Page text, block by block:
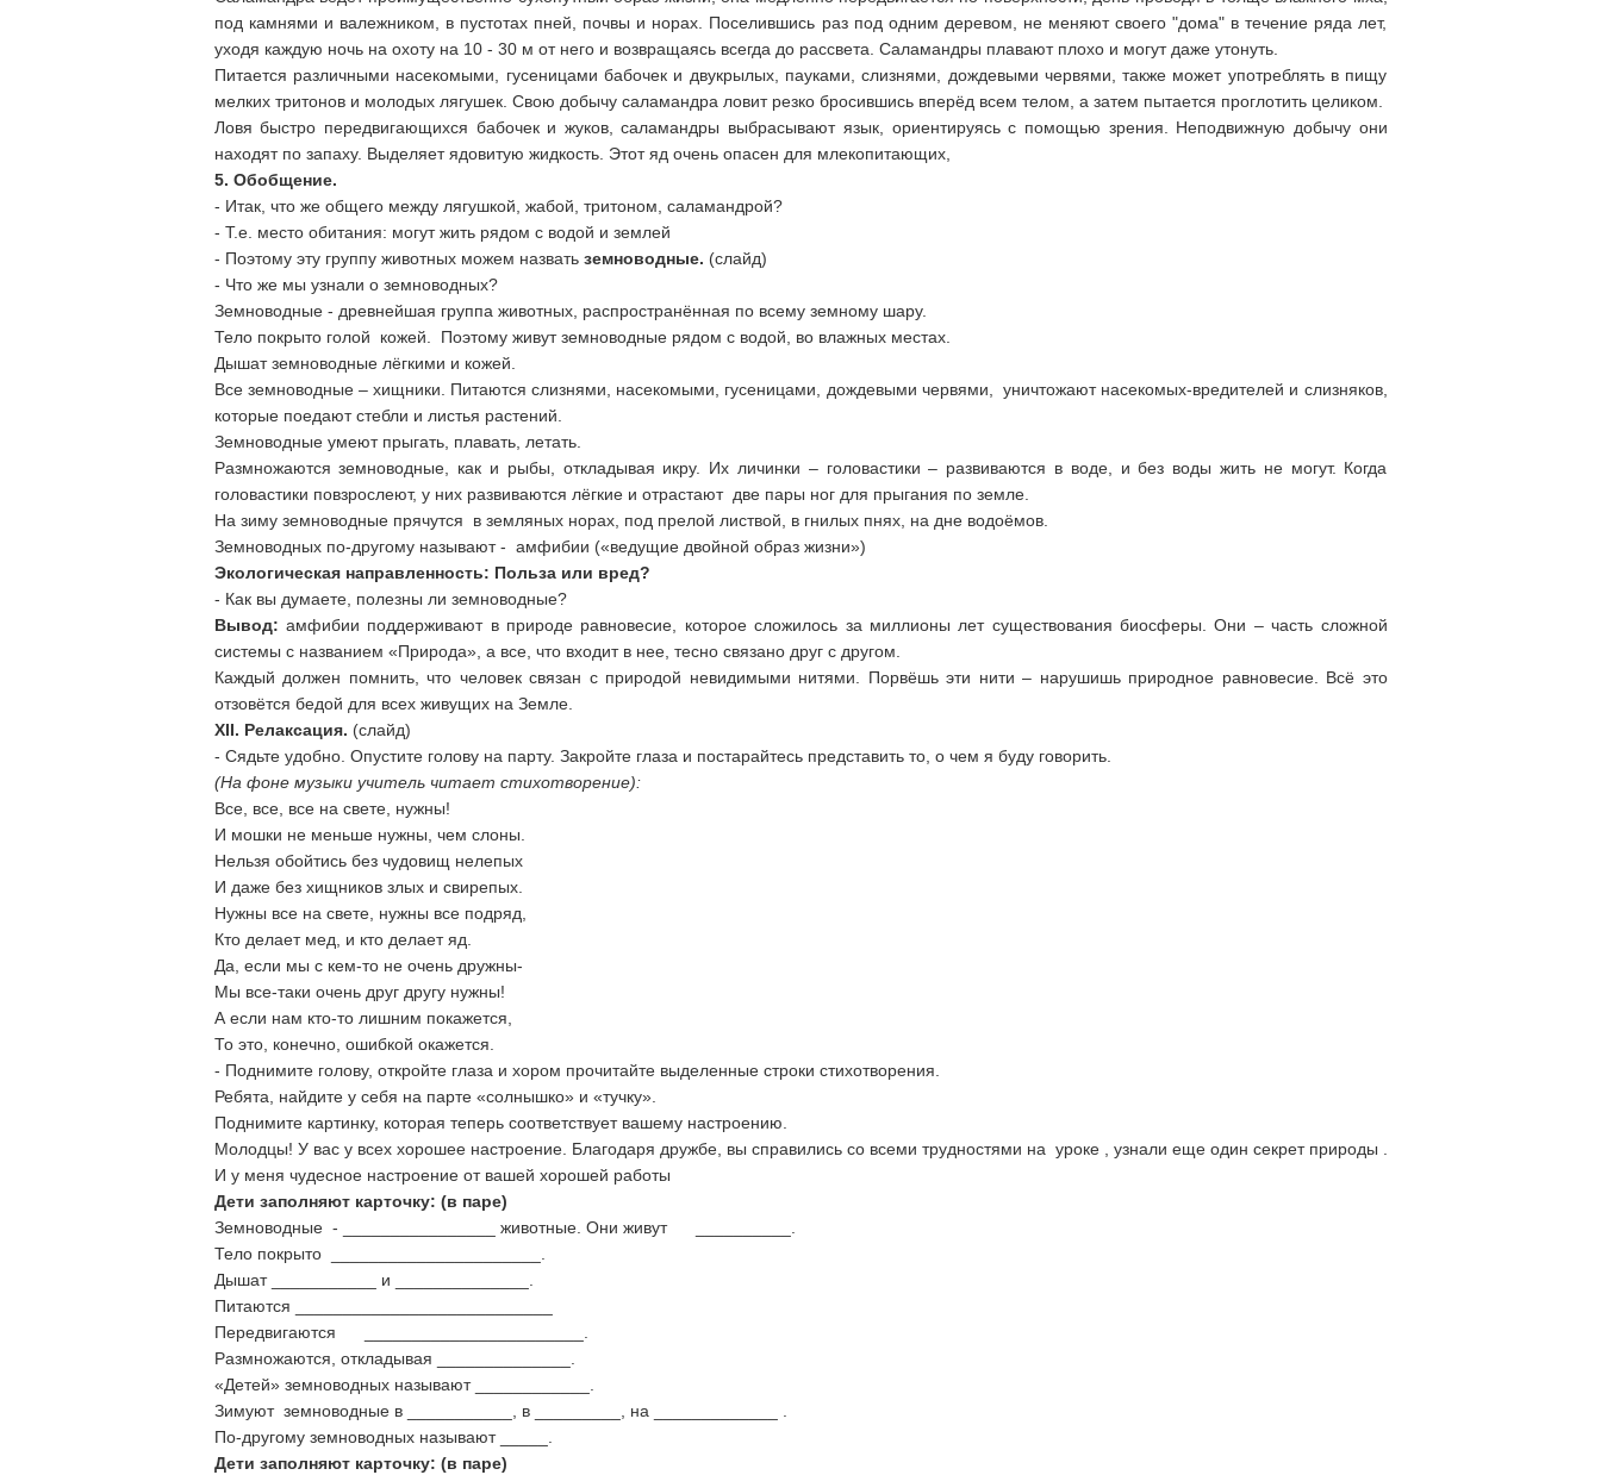
под камнями и валежником, в пустотах пней, почвы и норах. Поселившись раз под одним деревом, не меняют своего "дома" в течение ряда лет,
уходя каждую ночь на охоту на 10 - 30 м от него и возвращаясь всегда до рассвета. Саламандры плавают плохо и могут даже утонуть.
Питается различными насекомыми, гусеницами бабочек и двукрылых, пауками, слизнями, дождевыми червями, также может употреблять в пищу
мелких тритонов и молодых лягушек. Свою добычу саламандра ловит резко бросившись вперёд всем телом, а затем пытается проглотить целиком.
Ловя быстро передвигающихся бабочек и жуков, саламандры выбрасывают язык, ориентируясь с помощью зрения. Неподвижную добычу они
находят по запаху. Выделяет ядовитую жидкость. Этот яд очень опасен для млекопитающих,
5. Обобщение.
- Итак, что же общего между лягушкой, жабой, тритоном, саламандрой?
- Т.е. место обитания: могут жить рядом с водой и землей
- Поэтому эту группу животных можем назвать земноводные. (слайд)
- Что же мы узнали о земноводных?
Земноводные - древнейшая группа животных, распространённая по всему земному шару.
Тело покрыто голой кожей. Поэтому живут земноводные рядом с водой, во влажных местах.
Дышат земноводные лёгкими и кожей.
Все земноводные – хищники. Питаются слизнями, насекомыми, гусеницами, дождевыми червями, уничтожают насекомых-вредителей и слизняков,
которые поедают стебли и листья растений.
Земноводные умеют прыгать, плавать, летать.
Размножаются земноводные, как и рыбы, откладывая икру. Их личинки – головастики – развиваются в воде, и без воды жить не могут. Когда
головастики повзрослеют, у них развиваются лёгкие и отрастают две пары ног для прыгания по земле.
На зиму земноводные прячутся в земляных норах, под прелой листвой, в гнилых пнях, на дне водоёмов.
Земноводных по-другому называют - амфибии («ведущие двойной образ жизни»)
Экологическая направленность: Польза или вред?
- Как вы думаете, полезны ли земноводные?
Вывод: амфибии поддерживают в природе равновесие, которое сложилось за миллионы лет существования биосферы. Они – часть сложной
системы с названием «Природа», а все, что входит в нее, тесно связано друг с другом.
Каждый должен помнить, что человек связан с природой невидимыми нитями. Порвёшь эти нити – нарушишь природное равновесие. Всё это
отзовётся бедой для всех живущих на Земле.
XII. Релаксация. (слайд)
- Сядьте удобно. Опустите голову на парту. Закройте глаза и постарайтесь представить то, о чем я буду говорить.
(На фоне музыки учитель читает стихотворение):
Все, все, все на свете, нужны!
И мошки не меньше нужны, чем слоны.
Нельзя обойтись без чудовищ нелепых
И даже без хищников злых и свирепых.
Нужны все на свете, нужны все подряд,
Кто делает мед, и кто делает яд.
Да, если мы с кем-то не очень дружны-
Мы все-таки очень друг другу нужны!
А если нам кто-то лишним покажется,
То это, конечно, ошибкой окажется.
- Поднимите голову, откройте глаза и хором прочитайте выделенные строки стихотворения.
Ребята, найдите у себя на парте «солнышко» и «тучку».
Поднимите картинку, которая теперь соответствует вашему настроению.
Молодцы! У вас у всех хорошее настроение. Благодаря дружбе, вы справились со всеми трудностями на уроке , узнали еще один секрет природы .
И у меня чудесное настроение от вашей хорошей работы
Дети заполняют карточку: (в паре)
Земноводные - ________________ животные. Они живут __________.
Тело покрыто ______________________.
Дышат ___________ и ______________.
Питаются ___________________________
Передвигаются _______________________.
Размножаются, откладывая ______________.
«Детей» земноводных называют ____________.
Зимуют земноводные в ___________, в _________, на _____________ .
По-другому земноводных называют _____.
Дети заполняют карточку: (в паре)